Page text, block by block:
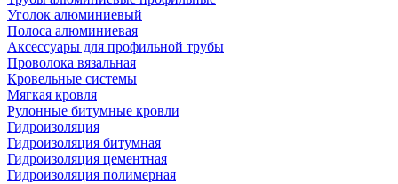
Уголок алюминиевый
Полоса алюминиевая
Аксессуары для профильной трубы
Проволока вязальная
Кровельные системы
Мягкая кровля
Рулонные битумные кровли
Гидроизоляция
Гидроизоляция битумная
Гидроизоляция цементная
Гидроизоляция полимерная